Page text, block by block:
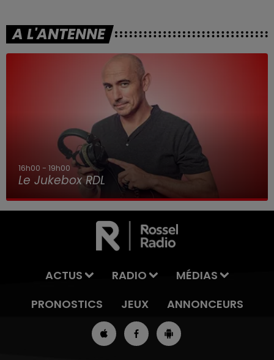
A L'ANTENNE
16h00 - 19h00
Le Jukebox RDL
ACTUS RADIO
MÉDIAS
PRONOSTICS
JEUX ANNONCEURS